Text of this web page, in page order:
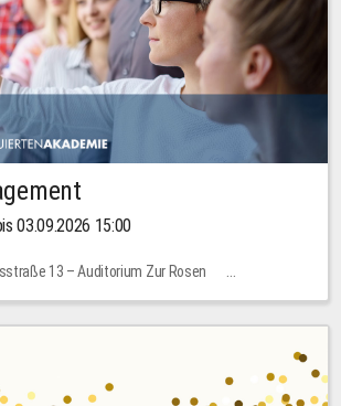
03.09.2026 15:00
13 – Auditorium Zur Rosen
30,00 EUR